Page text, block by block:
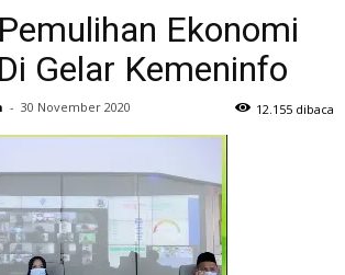
Ekonomi
Gelar Kemeninfo
- 30 November 2020 12.155 dibaca